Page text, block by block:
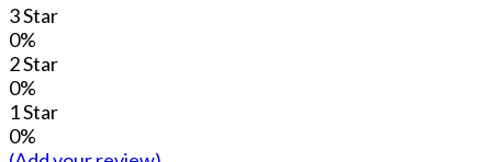
3 Star
0%
2 Star
0%
1 Star
0%